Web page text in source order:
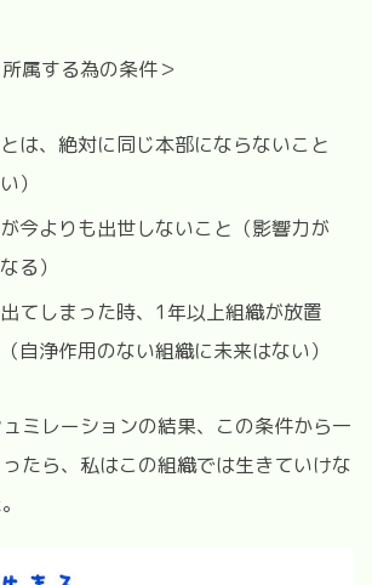
属する為の条件＞
は、絶対に同じ本部にならないこと
）
今よりも出世しないこと（影響力が
る）
てしまった時、1年以上組織が放置
自浄作用のない組織に未来はない）
ミレーションの結果、この条件から一
たら、私はこの組織では生きていけな